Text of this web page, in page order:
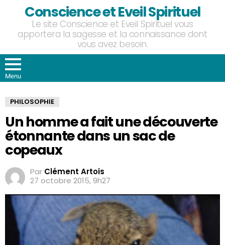
Conscience et Eveil Spirituel
Le site Conscience et Eveil Spirituel vous
apportera la sagesse et la connaissance dont
vous avez besoin.
Menu
PHILOSOPHIE
Un homme a fait une découverte
étonnante dans un sac de
copeaux
Par Clément Artois
27 octobre 2015, 9h27